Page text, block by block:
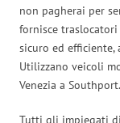
non pagherai per
fornisce
sicuro ed efficiente,
Utilizzano veicoli
Venezia a Southport.
Tutti gli impiegati